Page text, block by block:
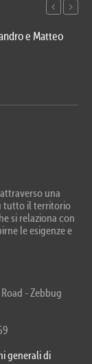
e Matteo
una
tutto il territorio
si relaziona con
le esigenze e
- Zebbug
generali di